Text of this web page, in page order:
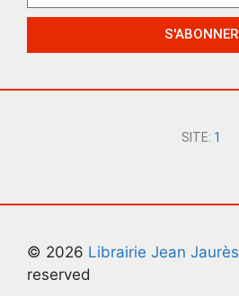
S'ABONNER
SITE: 1
© 2026 Librairie Jean Jaurès
reserved